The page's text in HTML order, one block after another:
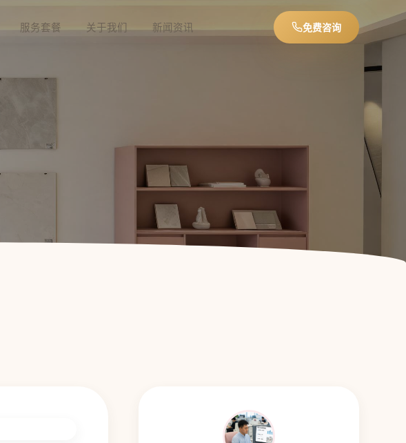
服务套餐 关于我们 新闻资讯 免费咨询